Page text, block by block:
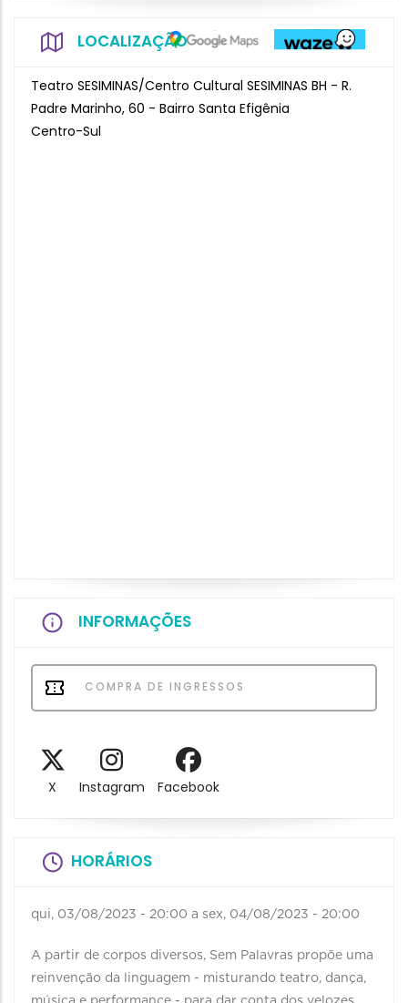
LOCALIZAÇÃO
Teatro SESIMINAS/Centro Cultural SESIMINAS BH - R.
Padre Marinho, 60 - Bairro Santa Efigênia
Centro-Sul
INFORMAÇÕES
COMPRA DE INGRESSOS
X Instagram Facebook
HORÁRIOS
qui, 03/08/2023 - 20:00 a sex, 04/08/2023 - 20:00
A partir de corpos diversos, Sem Palavras propõe uma
reinvenção da linguagem - misturando teatro, dança,